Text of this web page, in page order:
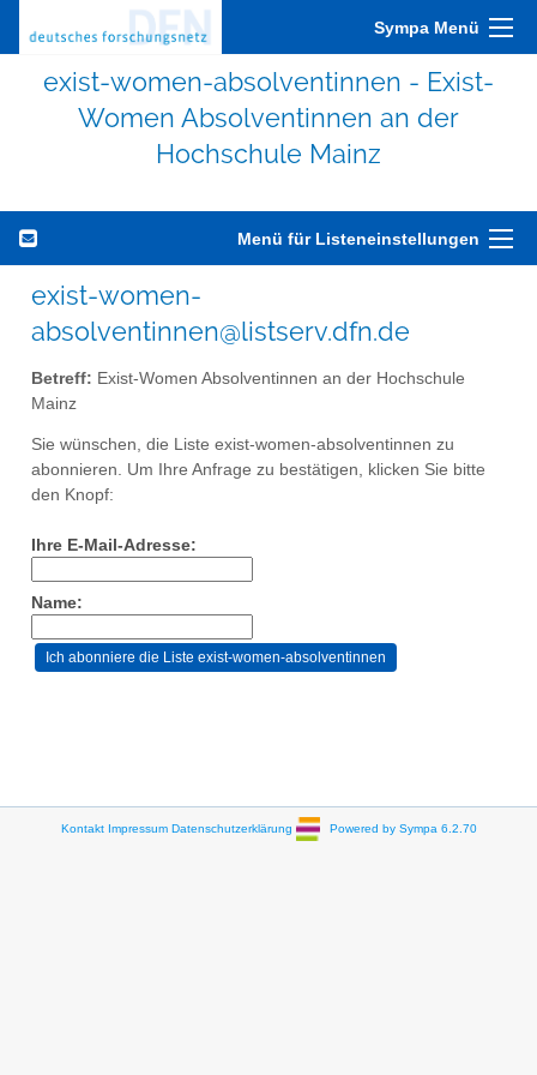
Sympa Menü
exist-women-absolventinnen - Exist-
Women Absolventinnen an der
Hochschule Mainz
Menü für Listeneinstellungen
exist-women-
absolventinnen@listserv.dfn.de
Betreff: Exist-Women Absolventinnen an der Hochschule
Mainz
Sie wünschen, die Liste exist-women-absolventinnen zu
abonnieren. Um Ihre Anfrage zu bestätigen, klicken Sie bitte
den Knopf:
Ihre E-Mail-Adresse:
Name:
Kontakt Impressum Datenschutzerklärung Powered by Sympa 6.2.70